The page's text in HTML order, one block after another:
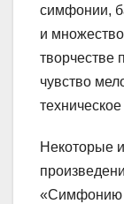
симфонии,
и
творчестве
чувство
Некоторые
«Симфонию